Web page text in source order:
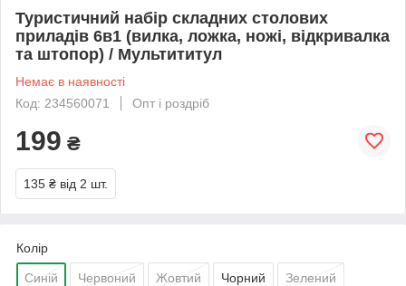
Туристичний набір складних столових
приладів 6в1 (вилка, ложка, ножі, відкривалка
та штопор) / Мультититул
Немає в наявності
Код: 234560071
Опт і роздріб
199 ₴
135 ₴ від 2 шт.
Колір
Синій Червоний Жовтий Чорний Зелений